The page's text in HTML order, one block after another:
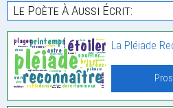
Le Poète À Aussi Écrit:
La Pléiade